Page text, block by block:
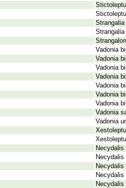
Vadonia
Vadonia
Vadonia
Vadonia
Vadonia
Vadonia
Vadonia
Vadonia
Vadonia
Necydalis
Necydalis